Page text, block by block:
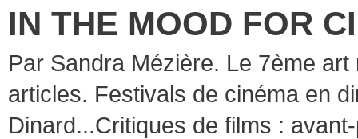
IN THE MOOD FOR
Par Sandra Mézière. Le 7ème
articles. Festivals de cinéma en
Dinard...Critiques de films :